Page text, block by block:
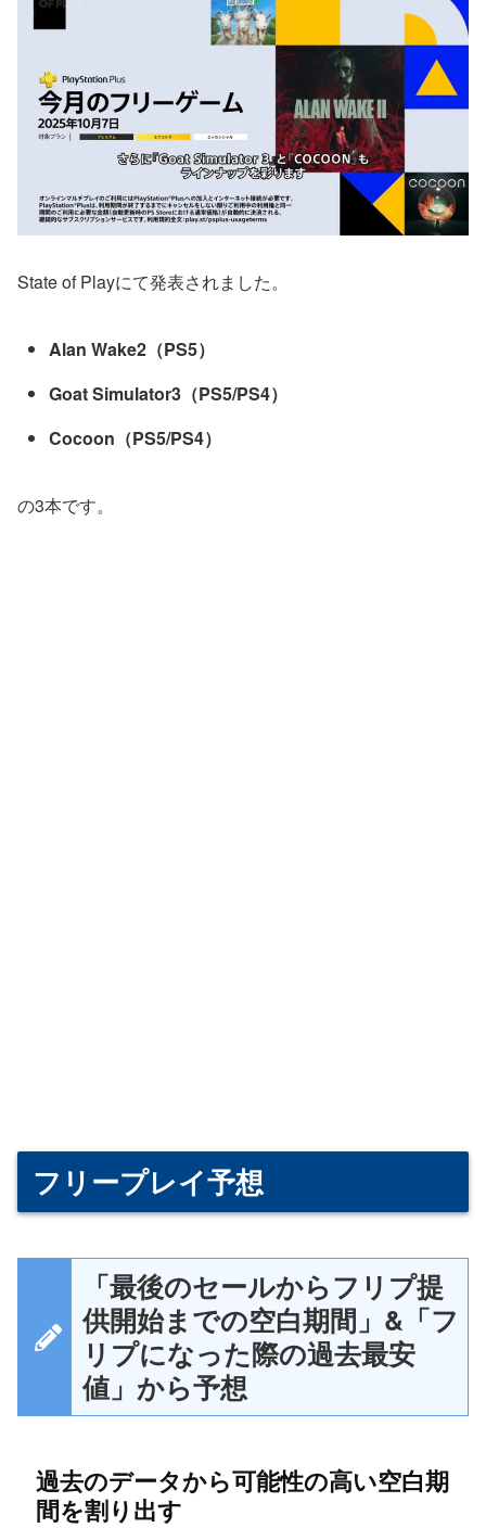
State of Playにて発表されました。
Alan Wake2（PS5）
Goat Simulator3（PS5/PS4）
Cocoon（PS5/PS4）
の3本です。
フリープレイ予想
「最後のセールからフリプ提
供開始までの空白期間」&「フ
リプになった際の過去最安
値」から予想
過去のデータから可能性の高い空白期
間を割り出す